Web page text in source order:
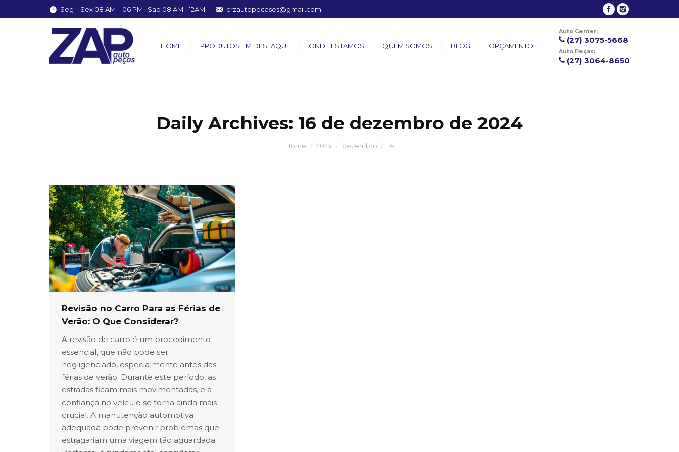
Seg – Sex 08 AM – 06 PM | Sab 08 AM - 12AM crzautopecases@gmail.com
HOME PRODUTOS EM DESTAQUE ONDE ESTAMOS QUEM SOMOS BLOG ORÇAMENTO
Auto Center:
(27) 3075-5668
Auto Peças:
(27) 3064-8650
Daily Archives: 16 de dezembro de 2024
Home 2024 dezembro 16
Revisão no Carro Para as Férias de
Verão: O Que Considerar?
A revisão de carro é um procedimento
essencial, que não pode ser
negligenciado, especialmente antes das
férias de verão. Durante este período, as
estradas ficam mais movimentadas, e a
confiança no veículo se torna ainda mais
crucial. A manutenção automotiva
adequada pode prevenir problemas que
estragariam uma viagem tão aguardada.